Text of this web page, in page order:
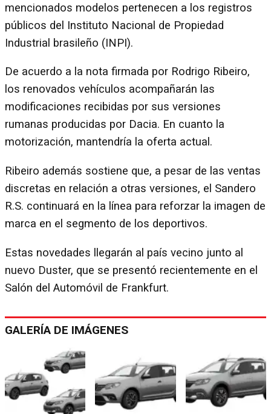
mencionados modelos pertenecen a los registros
públicos del Instituto Nacional de Propiedad
Industrial brasileño (INPI).
De acuerdo a la nota firmada por Rodrigo Ribeiro,
los renovados vehículos acompañarán las
modificaciones recibidas por sus versiones
rumanas producidas por Dacia. En cuanto la
motorización, mantendría la oferta actual.
Ribeiro además sostiene que, a pesar de las ventas
discretas en relación a otras versiones, el Sandero
R.S. continuará en la línea para reforzar la imagen de
marca en el segmento de los deportivos.
Estas novedades llegarán al país vecino junto al
nuevo Duster, que se presentó recientemente en el
Salón del Automóvil de Frankfurt.
GALERÍA DE IMÁGENES